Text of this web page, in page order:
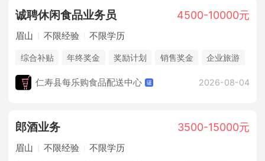
诚聘休闲食品业务员 4500-10000元
眉山 不限经验 不限学历
综合补贴 年终奖金 奖励计划 销售奖金 企业旅游
仁寿县每乐购食品配送中心 2026-08-04
郎酒业务 3500-15000元
眉山 不限经验 不限学历